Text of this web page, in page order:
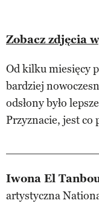
Zobacz zdjęcia
Od kilku miesięcy
bardziej
odsłony było
Przyznacie, jest co
Iwona El
artystyczna